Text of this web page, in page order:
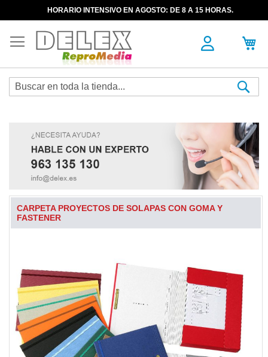
HORARIO INTENSIVO EN AGOSTO: DE 8 A 15 HORAS.
CARPETA PROYECTOS DE SOLAPAS CON GOMA Y
FASTENER
the
images
gallery